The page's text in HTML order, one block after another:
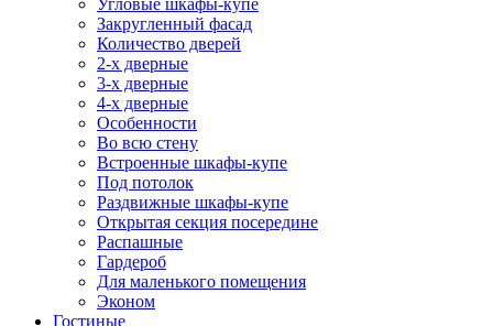
Угловые шкафы-купе
Закругленный фасад
Количество дверей
2-х дверные
3-х дверные
4-х дверные
Особенности
Во всю стену
Встроенные шкафы-купе
Под потолок
Раздвижные шкафы-купе
Открытая секция посередине
Распашные
Гардероб
Для маленького помещения
Эконом
Гостиные